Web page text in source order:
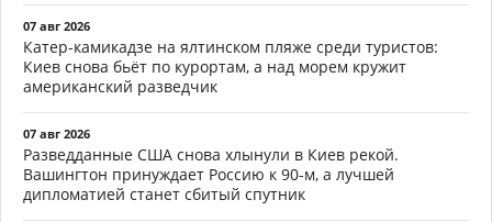
07 авг 2026
Катер-камикадзе на ялтинском пляже среди туристов:
Киев снова бьёт по курортам, а над морем кружит
американский разведчик
07 авг 2026
Разведданные США снова хлынули в Киев рекой.
Вашингтон принуждает Россию к 90-м, а лучшей
дипломатией станет сбитый спутник